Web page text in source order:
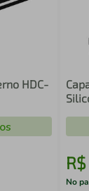
HDC-
R$
No